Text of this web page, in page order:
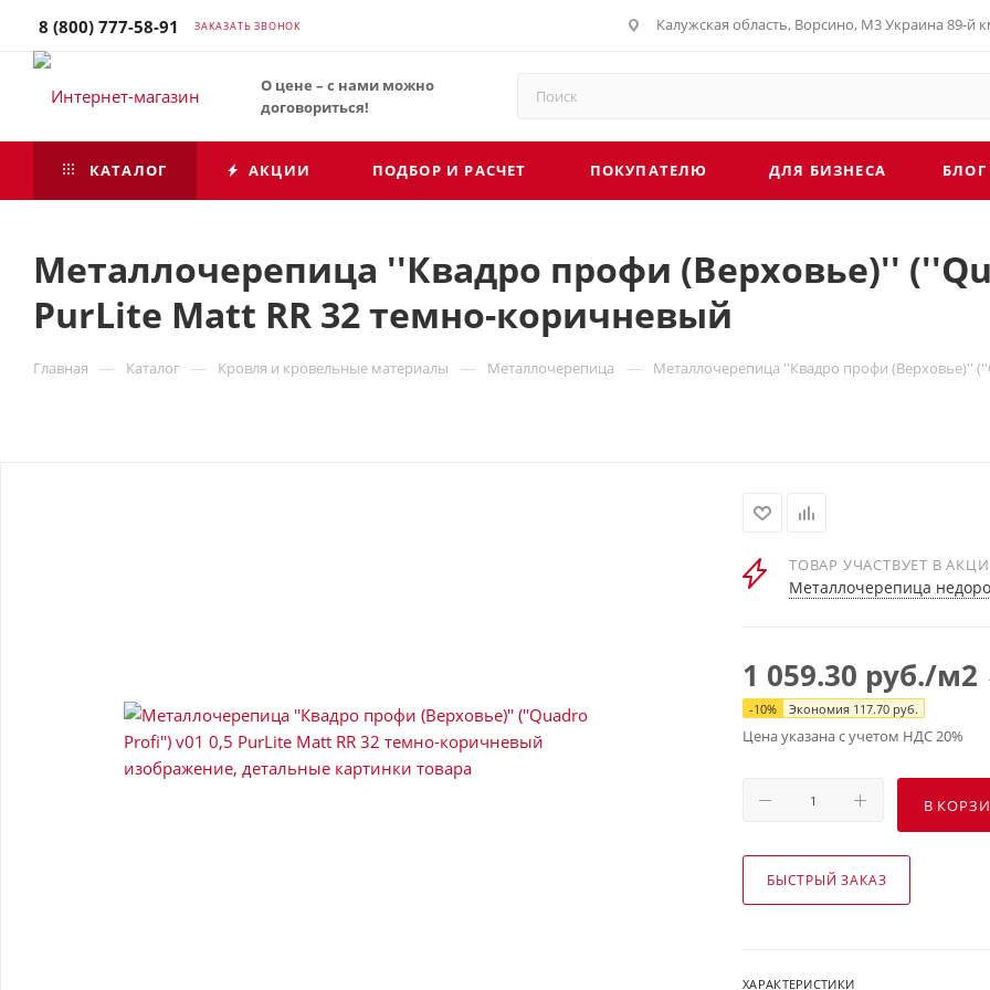
8 (800) 777-58-91 ЗАКАЗАТЬ ЗВОНОК Калужская область, Ворсино, М3 Украина 89-й
О цене – с нами можно
договориться!
КАТАЛОГ АКЦИИ ПОДБОР И РАСЧЕТ ПОКУПАТЕЛЮ ДЛЯ БИЗНЕСА БЛОГ
Металлочерепица ''Квадро профи (Верховье)''
PurLite Matt RR 32 темно-коричневый
Главная — Каталог — Кровля и кровельные материалы — Металлочерепица — Металлочерепица ''Квадро профи (Верховье)''
ТОВАР УЧАСТВУЕТ В
Металлочерепица
1 059.30 руб./м2
-10% Экономия 117.70 руб.
Цена указана с учетом НДС 20%
В
БЫСТРЫЙ ЗАКАЗ
ХАРАКТЕРИСТИКИ